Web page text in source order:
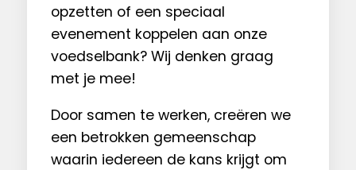
opzetten of een speciaal
evenement koppelen aan onze
voedselbank? Wij denken graag
met je mee!
Door samen te werken, creëren we
een betrokken gemeenschap
waarin iedereen de kans krijgt om